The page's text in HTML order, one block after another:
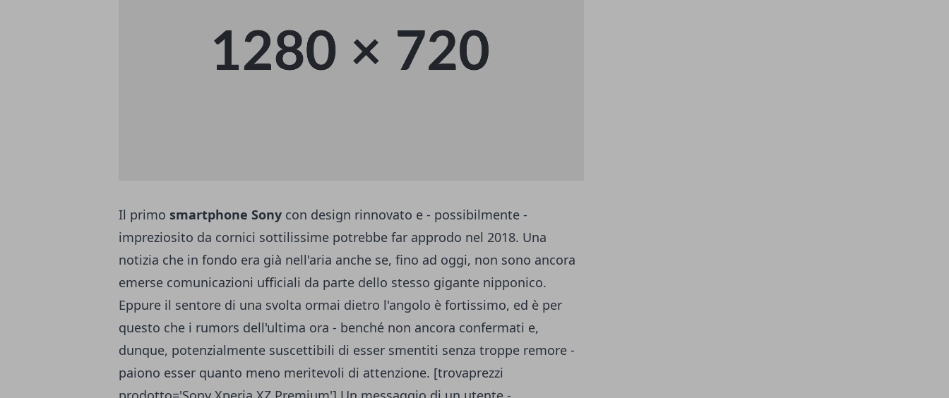
Il primo smartphone Sony con design rinnovato e - possibilmente -
impreziosito da cornici sottilissime potrebbe far approdo nel 2018. Una
notizia che in fondo era già nell'aria anche se, fino ad oggi, non sono ancora
emerse comunicazioni ufficiali da parte dello stesso gigante nipponico.
Eppure il sentore di una svolta ormai dietro l'angolo è fortissimo, ed è per
questo che i rumors dell'ultima ora - benché non ancora confermati e,
dunque, potenzialmente suscettibili di esser smentiti senza troppe remore -
paiono esser quanto meno meritevoli di attenzione. [trovaprezzi